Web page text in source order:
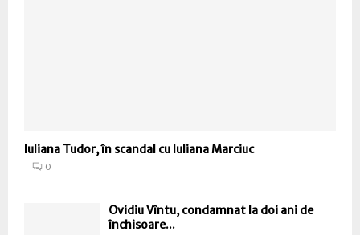
Iuliana Tudor, în scandal cu Iuliana Marciuc
0
Ovidiu Vîntu, condamnat la doi ani de
închisoare...